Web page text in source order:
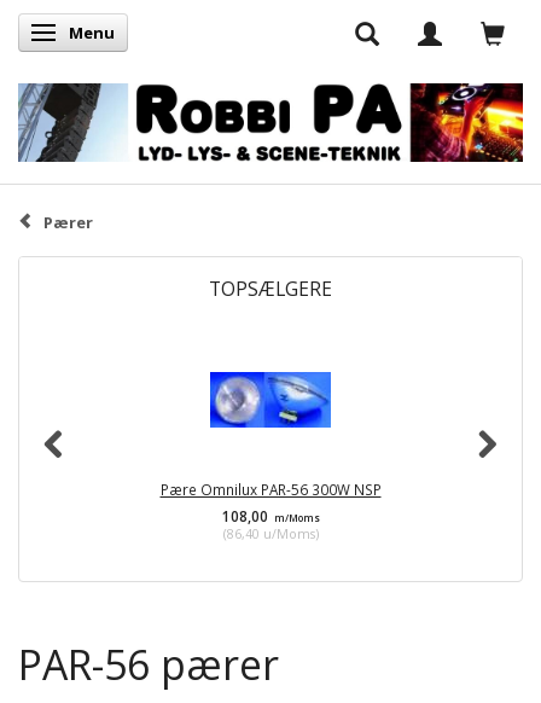
Skifte navigation
Menu
Pærer
TOPSÆLGERE
Pære Omnilux PAR-56 300W NSP
108,00
m/Moms
(86,40 u/Moms)
PAR-56 pærer